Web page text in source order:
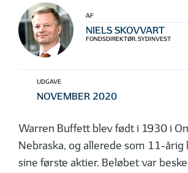
AF
NIELS SKOVVART
FONDSDIREKTØR, SYDINVEST
UDGAVE
NOVEMBER 2020
Warren Buffett blev født i 1930 i
Nebraska, og allerede som 11-årig
sine første aktier. Beløbet var